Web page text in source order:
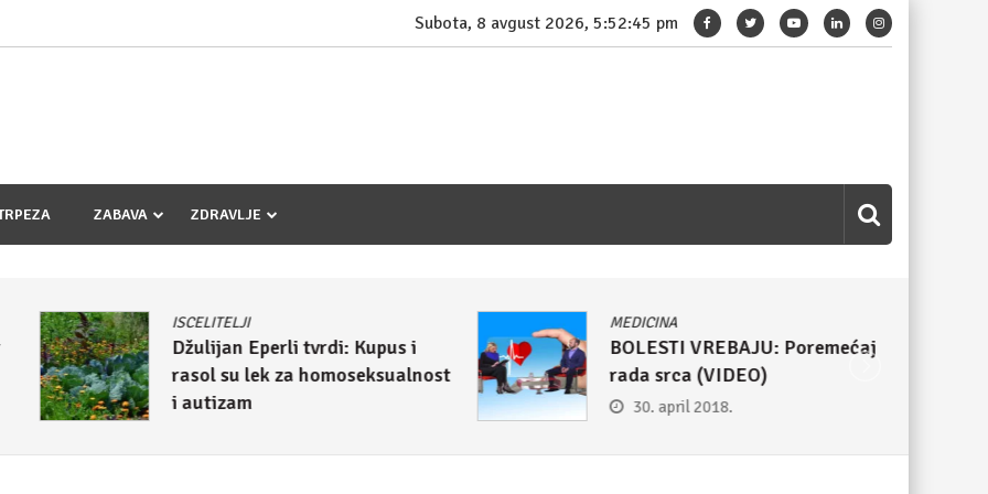
Subota, 8 avgust 2026, 5:52:46 pm
ZABAVA ZDRAVLJE
MEDICINA
BOLESTI VREBAJU: Poremećaj
rada srca (VIDEO)
30. april 2018.
MEDICINA
BOLJE SPREČITE: Mini vežbe
koje mogu da zaustave infarkt
27. april 2018.